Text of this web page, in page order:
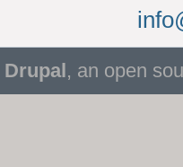
Drupal, an open